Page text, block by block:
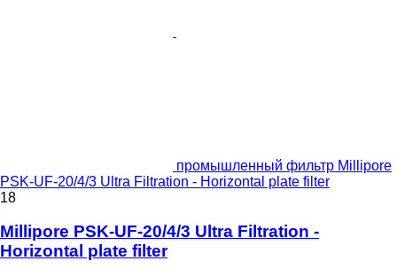
промышленный фильтр Millipore
PSK-UF-20/4/3 Ultra Filtration - Horizontal plate filter
18
Millipore PSK-UF-20/4/3 Ultra Filtration -
Horizontal plate filter